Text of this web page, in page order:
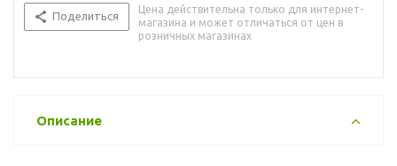
Поделиться
Цена действительна только для интернет-
магазина и может отличаться от цен в
розничных магазинах
Описание